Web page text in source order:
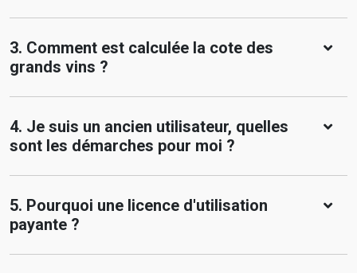
3. Comment est calculée la cote des
grands vins ?
4. Je suis un ancien utilisateur, quelles
sont les démarches pour moi ?
5. Pourquoi une licence d'utilisation
payante ?